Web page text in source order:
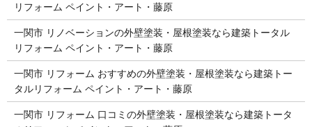
リフォーム ペイント・アート・藤原
一関市 リノベーションの外壁塗装・屋根塗装なら建築トータル
リフォーム ペイント・アート・藤原
一関市 リフォーム おすすめの外壁塗装・屋根塗装なら建築トー
タルリフォーム ペイント・アート・藤原
一関市 リフォーム 口コミの外壁塗装・屋根塗装なら建築トータ